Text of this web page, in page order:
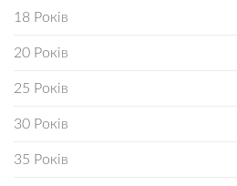
18 Років
20 Років
25 Років
30 Років
35 Років